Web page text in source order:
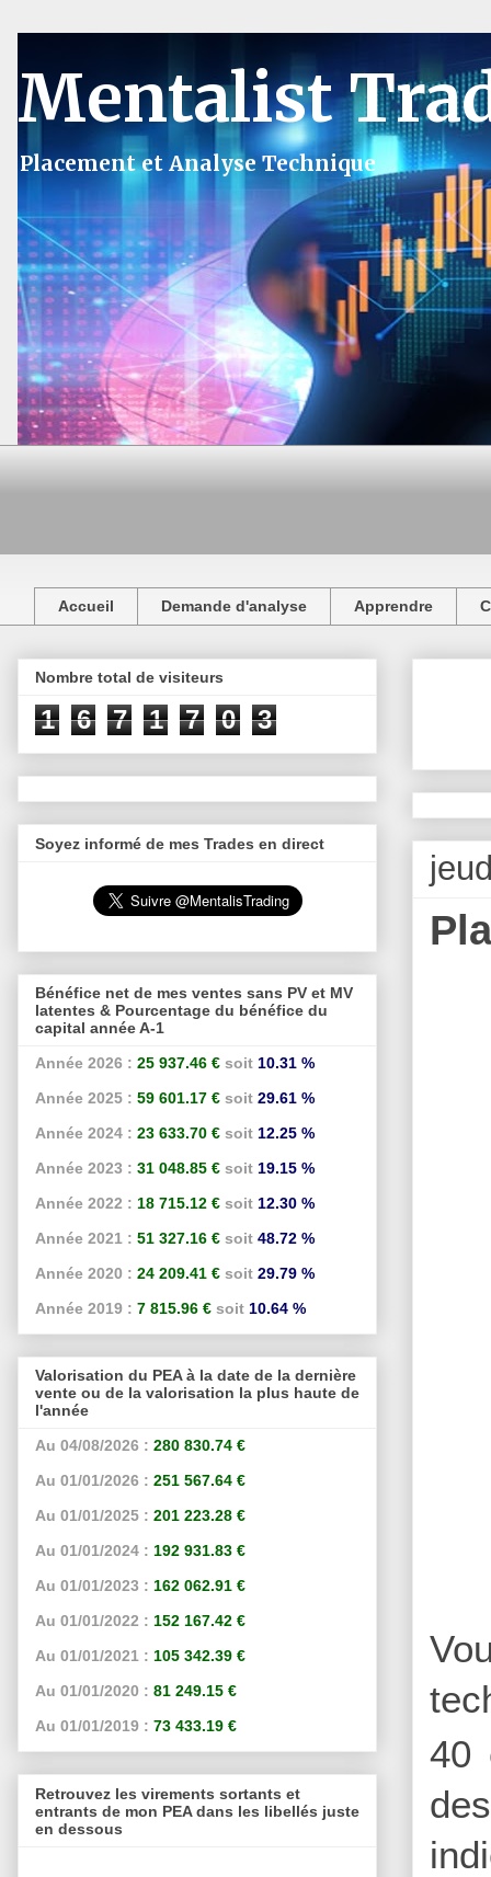
Mentalist
Placement et Analyse Technique
Accueil Demande d'analyse Apprendre
40
Nombre total de visiteurs
1 6 7 1 7 0 3
Soyez informé de mes Trades en direct
Bénéfice net de mes ventes sans PV et MV
latentes & Pourcentage du bénéfice du
capital année A-1
Année 2026 : 25 937.46 € soit 10.31 %
Année 2025 : 59 601.17 € soit 29.61 %
Année 2024 : 23 633.70 € soit 12.25 %
Année 2023 : 31 048.85 € soit 19.15 %
Année 2022 : 18 715.12 € soit 12.30 %
Année 2021 : 51 327.16 € soit 48.72 %
Année 2020 : 24 209.41 € soit 29.79 %
Année 2019 : 7 815.96 € soit 10.64 %
Valorisation du PEA à la date de la dernière
vente ou de la valorisation la plus haute de
l'année
Au 04/08/2026 : 280 830.74 €
Au 01/01/2026 : 251 567.64 €
Au 01/01/2025 : 201 223.28 €
Au 01/01/2024 : 192 931.83 €
Au 01/01/2023 : 162 062.91 €
Au 01/01/2022 : 152 167.42 €
Au 01/01/2021 : 105 342.39 €
Au 01/01/2020 : 81 249.15 €
Au 01/01/2019 : 73 433.19 €
Retrouvez les virements sortants et
entrants de mon PEA dans les libellés juste
en dessous